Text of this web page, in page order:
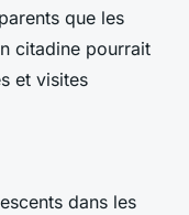
que les
citadine pourrait
et visites
dans les